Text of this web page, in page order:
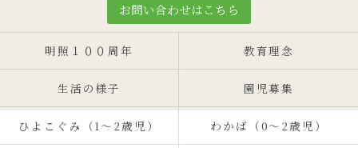
お問い合わせはこちら
明照１００周年 教育理念
生活の様子 園児募集
ひよこぐみ（1〜2歳児） わかば（0～2歳児）